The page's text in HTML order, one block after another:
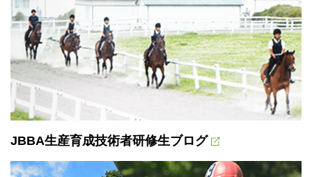
JBBA生産育成技術者研修生ブログ